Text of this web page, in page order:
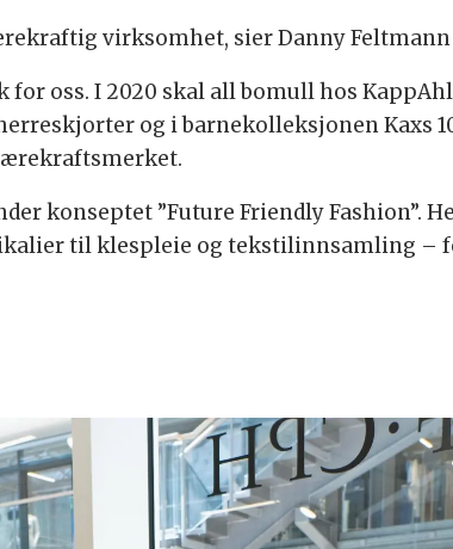
virksomhet, sier Danny
oss. I 2020 skal all bomull hos
og i barnekolleksjonen Kaxs
konseptet ”Future Friendly Fashion”.
til klespleie og tekstilinnsamling –